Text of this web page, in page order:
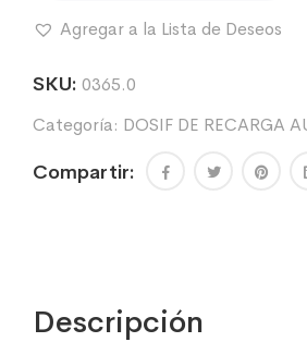
ml.
con
cantidad
Agregar a la Lista de Deseos
SKU: 0365.0
Categoría: DOSIF DE RECARGA
Compartir:
Descripción